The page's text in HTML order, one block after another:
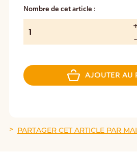
Nombre de cet article :
AJOUTER AU
PARTAGER CET ARTICLE PAR